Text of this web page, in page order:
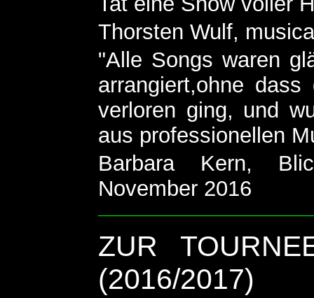
Thorsten Wulf,
"Alle Songs waren
arrangiert,ohne dass
verloren ging, und
aus professionellen
Barbara Kern,
November 2016
ZUR
(2016/2017)